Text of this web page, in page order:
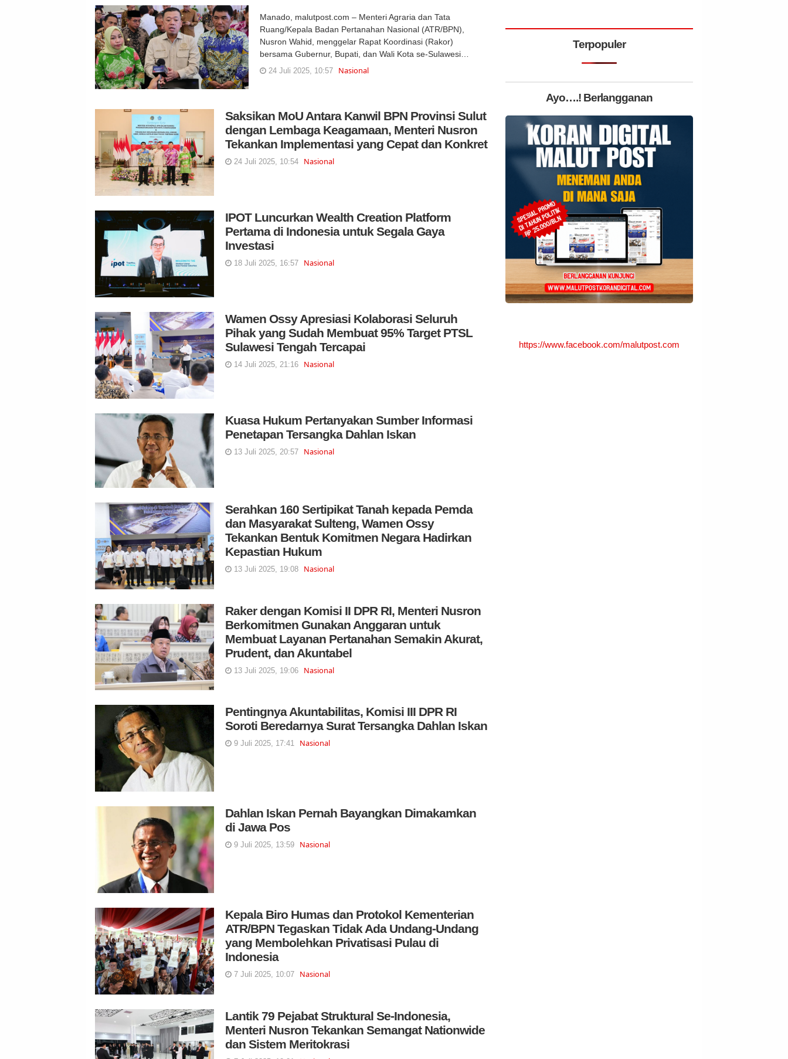
Manado, malutpost.com – Menteri Agraria dan Tata
Ruang/Kepala Badan Pertanahan Nasional (ATR/BPN),
Nusron Wahid, menggelar Rapat Koordinasi (Rakor)
bersama Gubernur, Bupati, dan Wali Kota se-Sulawesi…
24 Juli 2025, 10:57 Nasional
Saksikan MoU Antara Kanwil BPN Provinsi Sulut
dengan Lembaga Keagamaan, Menteri Nusron
Tekankan Implementasi yang Cepat dan Konkret
24 Juli 2025, 10:54 Nasional
IPOT Luncurkan Wealth Creation Platform
Pertama di Indonesia untuk Segala Gaya
Investasi
18 Juli 2025, 16:57 Nasional
Wamen Ossy Apresiasi Kolaborasi Seluruh
Pihak yang Sudah Membuat 95% Target PTSL
Sulawesi Tengah Tercapai
14 Juli 2025, 21:16 Nasional
Kuasa Hukum Pertanyakan Sumber Informasi
Penetapan Tersangka Dahlan Iskan
13 Juli 2025, 20:57 Nasional
Serahkan 160 Sertipikat Tanah kepada Pemda
dan Masyarakat Sulteng, Wamen Ossy
Tekankan Bentuk Komitmen Negara Hadirkan
Kepastian Hukum
13 Juli 2025, 19:08 Nasional
Raker dengan Komisi II DPR RI, Menteri Nusron
Berkomitmen Gunakan Anggaran untuk
Membuat Layanan Pertanahan Semakin Akurat,
Prudent, dan Akuntabel
13 Juli 2025, 19:06 Nasional
Pentingnya Akuntabilitas, Komisi III DPR RI
Soroti Beredarnya Surat Tersangka Dahlan Iskan
9 Juli 2025, 17:41 Nasional
Dahlan Iskan Pernah Bayangkan Dimakamkan
di Jawa Pos
9 Juli 2025, 13:59 Nasional
Kepala Biro Humas dan Protokol Kementerian
ATR/BPN Tegaskan Tidak Ada Undang-Undang
yang Membolehkan Privatisasi Pulau di
Indonesia
7 Juli 2025, 10:07 Nasional
Lantik 79 Pejabat Struktural Se-Indonesia,
Menteri Nusron Tekankan Semangat Nationwide
dan Sistem Meritokrasi
Terpopuler
Ayo….! Berlangganan
https://www.facebook.com/malutpost.com